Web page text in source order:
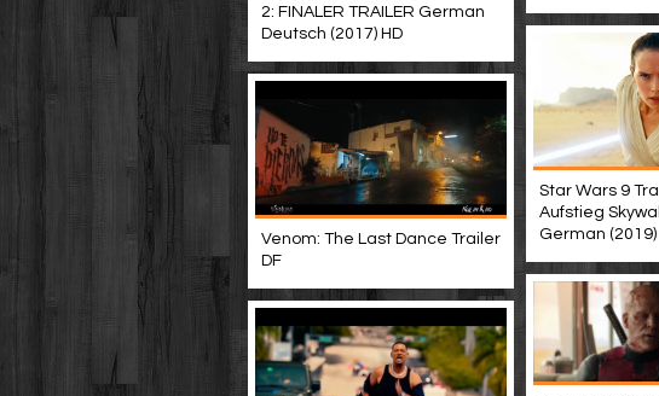
2: FINALER TRAILER German
Deutsch (2017) HD
Star Wars 9
Aufstieg
German
Venom: The Last Dance Trailer
DF